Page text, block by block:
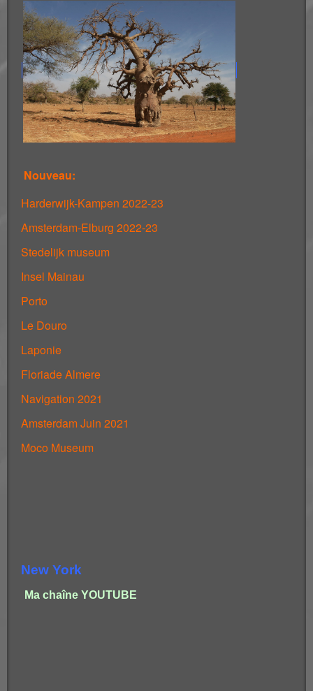
Nouveau:
Harderwijk-Kampen 2022-23
Amsterdam-Elburg 2022-23
Stedelijk museum
Insel Mainau
Porto
Le Douro
Laponie
Floriade Almere
Navigation 2021
Amsterdam Juin 2021
Moco Museum
New York
Ma chaîne YOUTUBE